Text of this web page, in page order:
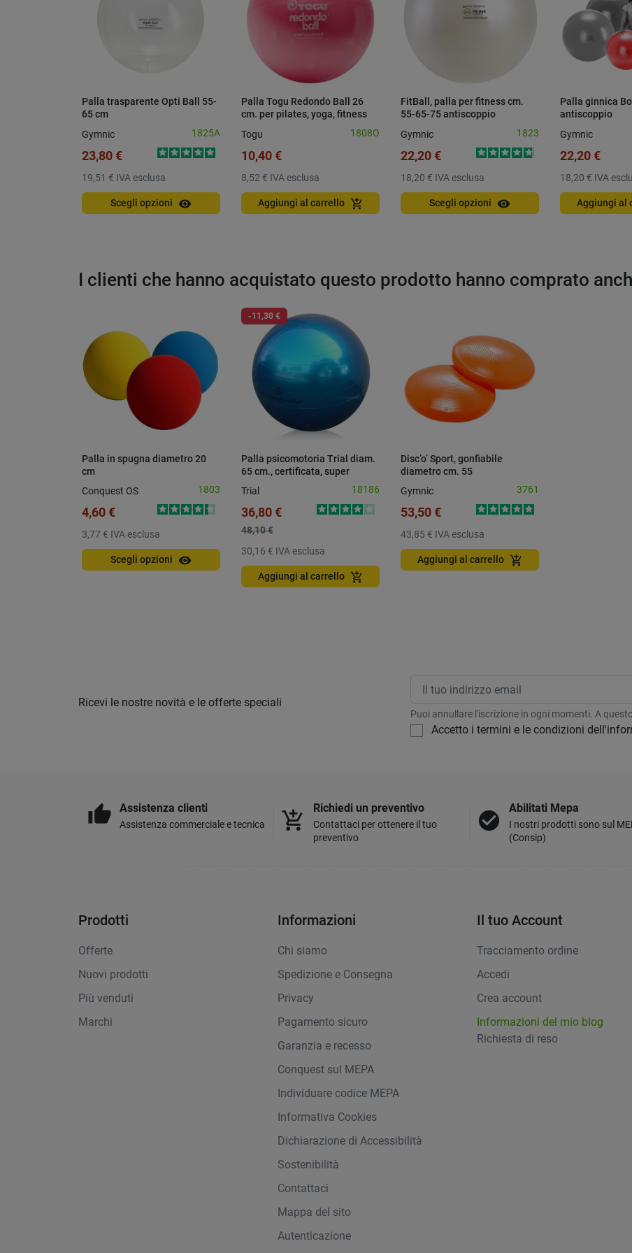
Palla trasparente Opti Ball 55-
65 cm
Gymnic 1825A
23,80 €
19,51 € IVA esclusa
Scegli opzioni visibility
Palla Togu Redondo Ball 26
cm. per pilates, yoga, fitness
Togu 1808O
10,40 €
8,52 € IVA esclusa
Aggiungi al carrello add_shopping_cart
FitBall, palla per fitness cm.
55-65-75 antiscoppio
Gymnic 1823
22,20 €
18,20 € IVA esclusa
Scegli opzioni visibility
Palla ginnica
antiscoppio
Gymnic
22,20 €
18,20 € IVA
Aggiungi al
I clienti che hanno acquistato questo prodotto hanno comprato
Palla in spugna diametro 20
cm
Conquest OS 1803
4,60 €
3,77 € IVA esclusa
Scegli opzioni visibility
-11,30 €
Palla psicomotoria Trial diam.
65 cm., certificata, super
resistente
Trial 18186
36,80 €
48,10 €
30,16 € IVA esclusa
Aggiungi al carrello add_shopping_cart
Disc’o’ Sport, gonfiabile
diametro cm. 55
Gymnic 3761
53,50 €
43,85 € IVA esclusa
Aggiungi al carrello add_shopping_cart
Ricevi le nostre novità e le offerte speciali
Puoi annullare l'iscrizione in ogni momenti. A
Accetto i termini e le condizioni
thumb_up Assistenza clienti
Assistenza commerciale e tecnica add_shopping_cart
Richiedi un preventivo
Contattaci per ottenere il tuo
preventivo
check_circle
Abilitati Mepa
I nostri prodotti sono sul
(Consip)
Prodotti
Offerte
Nuovi prodotti
Più venduti
Marchi
Informazioni
Chi siamo
Spedizione e Consegna
Privacy
Pagamento sicuro
Garanzia e recesso
Conquest sul MEPA
Individuare codice MEPA
Informativa Cookies
Dichiarazione di Accessibilità
Sostenibilità
Contattaci
Mappa del sito
Autenticazione
Il tuo Account
Tracciamento ordine
Accedi
Crea account
Informazioni del mio blog
Richiesta di reso